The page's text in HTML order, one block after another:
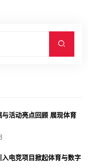
活动亮点回顾 展现体育
电竞项目掀起体育与数字